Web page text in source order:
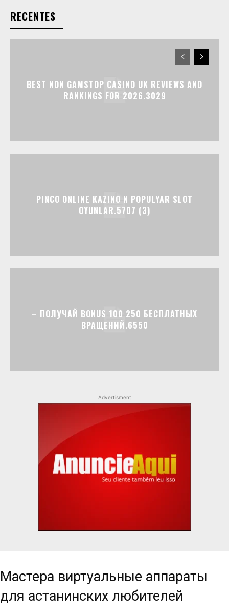
RECENTES
BEST NON GAMSTOP CASINO UK REVIEWS AND
RANKINGS FOR 2026.3029
PINCO ONLINE KAZINO N POPULYAR SLOT
OYUNLAR.5707 (3)
– ПОЛУЧАЙ BONUS 100 250 БЕСПЛАТНЫХ
ВРАЩЕНИЙ.6550
Advertisment
Мастера виртуальные аппараты
для астанинских любителей